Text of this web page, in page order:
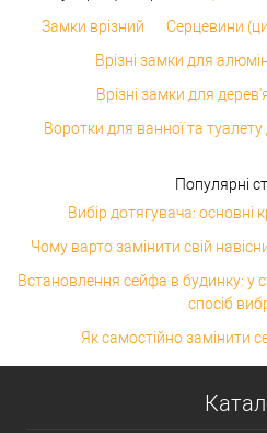
Замки врізний
Серцевини
Врізні замки для
Врізні замки для
Воротки для ванної та
Популярні
Вибір дотягувача: основні
Чому варто замінити свій
Встановлення сейфа в будинку: у
спосіб
Як самостійно замінити